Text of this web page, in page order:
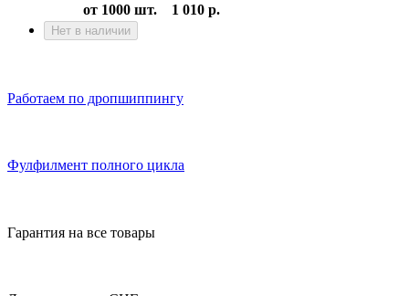
от 1000 шт.
1 010 р.
Нет в наличии
Работаем по дропшиппингу
Фулфилмент полного цикла
Гарантия на все товары